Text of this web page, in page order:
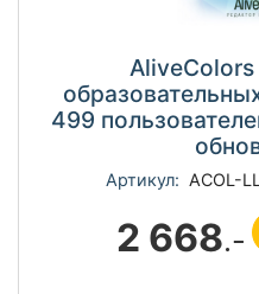
499
Артикул: ACOL-
2 668.-